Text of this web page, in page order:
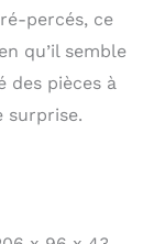
offrant
pour
en
percés, ce
qu’il semble
des pièces à
surprise.